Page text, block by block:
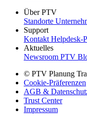
Über PTV
Standorte
Support
Kontakt Helpdesk-
Aktuelles
Newsroom PTV
© PTV Planung
Cookie-Präferenzen
AGB &
Trust Center
Impressum